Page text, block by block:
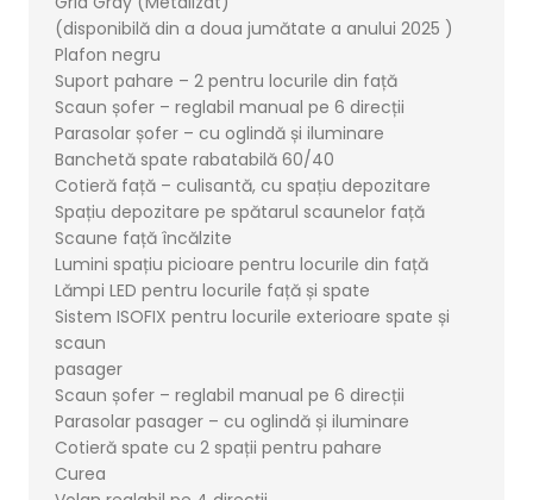
(disponibilă din a doua jumătate a anului 2025 )
Plafon negru
Suport pahare – 2 pentru locurile din față
Scaun șofer – reglabil manual pe 6 direcții
Parasolar șofer – cu oglindă și iluminare
Banchetă spate rabatabilă 60/40
Cotieră față – culisantă, cu spațiu depozitare
Spațiu depozitare pe spătarul scaunelor față
Scaune față încălzite
Lumini spațiu picioare pentru locurile din față
Lămpi LED pentru locurile față și spate
Sistem ISOFIX pentru locurile exterioare spate și
scaun
pasager
Scaun șofer – reglabil manual pe 6 direcții
Parasolar pasager – cu oglindă și iluminare
Cotieră spate cu 2 spații pentru pahare
Curea